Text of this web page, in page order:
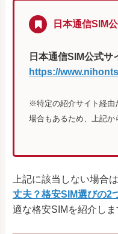
日本通信SIM
日本通信SIM公式サ
https://
※特定の紹介サイト経由
場合もあるため、上記か
上記に該当しない場合
丈夫？格安SIM選びの2
適な格安SIMを紹介しま